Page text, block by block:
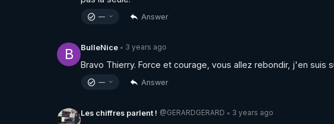
— Answer
B BulleNice • 3 years ago
Bravo Thierry. Force et courage, vous allez rebondir, j'en
— Answer
Les chiffres parlent ! @GERARDGERARD • 3 years ago